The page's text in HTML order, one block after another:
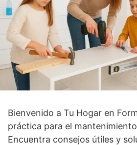
Bienvenido a Tu Hogar en
práctica para el
Encuentra consejos útiles y